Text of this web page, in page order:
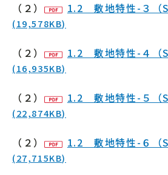
（２） 1.2 敷地特性-３（
(19,578KB)
（２） 1.2 敷地特性-４（
(16,935KB)
（２） 1.2 敷地特性-５（
(22,874KB)
（２） 1.2 敷地特性-６（
(27,715KB)